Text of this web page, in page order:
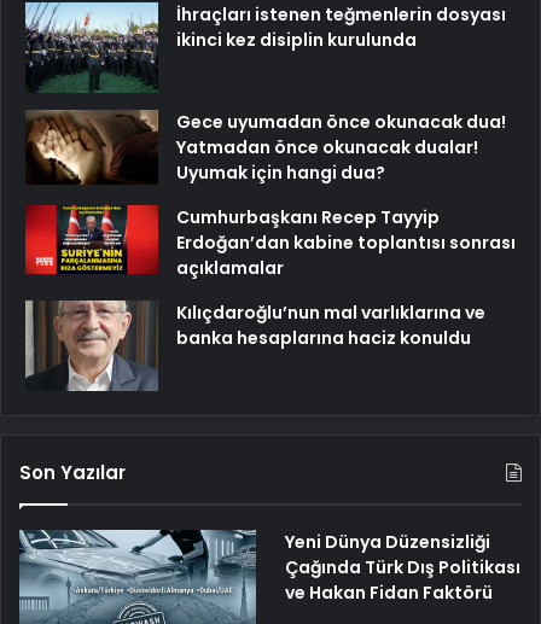
İhraçları istenen teğmenlerin dosyası
ikinci kez disiplin kurulunda
Gece uyumadan önce okunacak dua!
Yatmadan önce okunacak dualar!
Uyumak için hangi dua?
Cumhurbaşkanı Recep Tayyip
Erdoğan’dan kabine toplantısı sonrası
açıklamalar
Kılıçdaroğlu’nun mal varlıklarına ve
banka hesaplarına haciz konuldu
Son Yazılar
Yeni Dünya Düzensizliği
Çağında Türk Dış Politikası
ve Hakan Fidan Faktörü